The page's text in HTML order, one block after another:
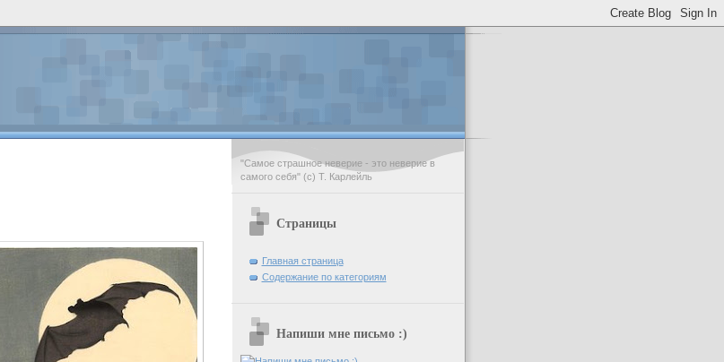
"Самое страшное неверие - это неверие в
самого себя" (с) Т. Карлейль
Страницы
Главная страница
Содержание по категориям
Напиши мне письмо :)